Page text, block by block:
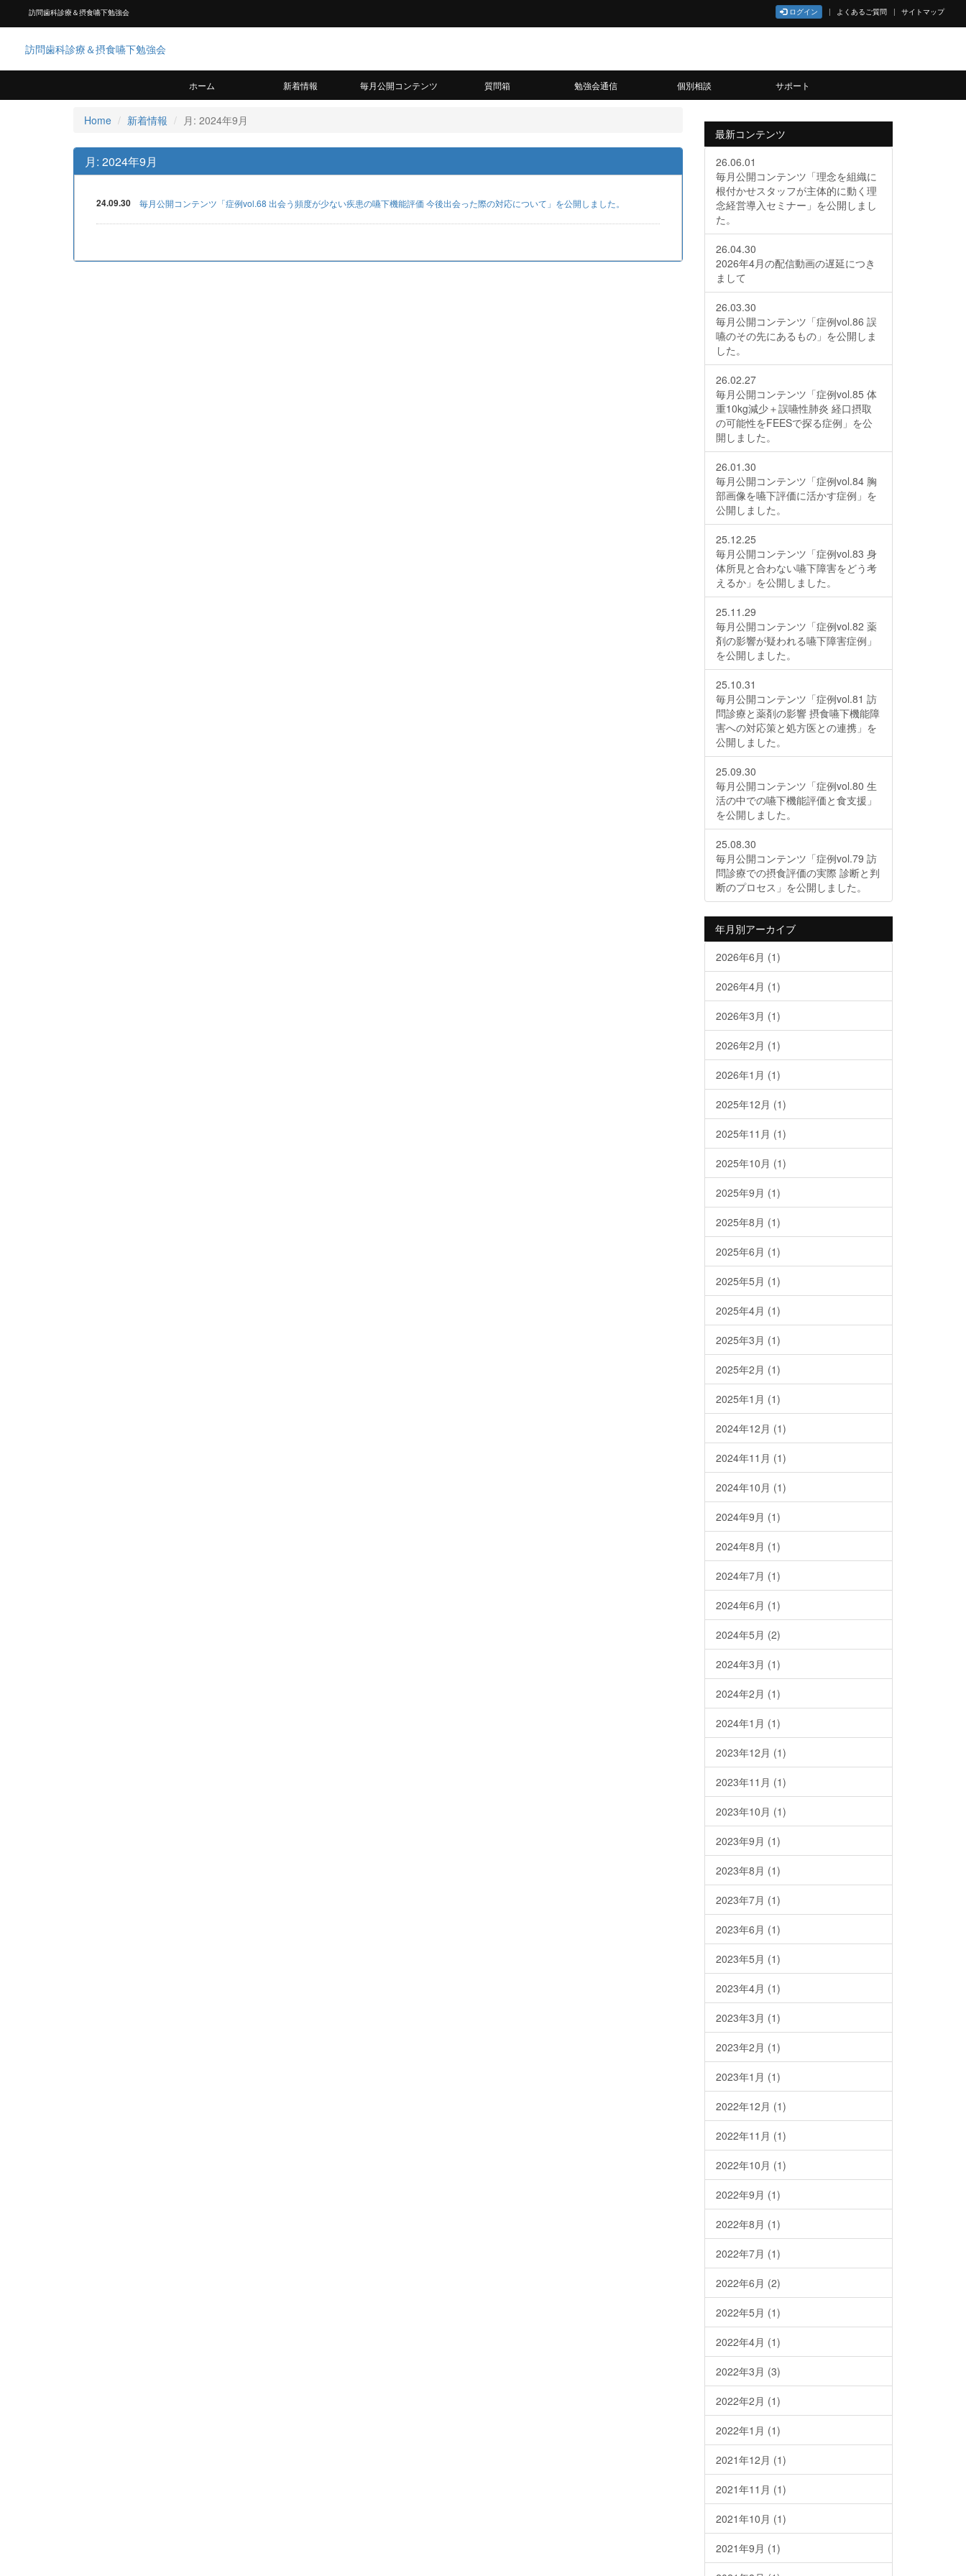
訪問歯科診療＆摂食嚥下勉強会 ログイン よくあるご質問 サイトマップ
訪問歯科診療＆摂食嚥下勉強会
ホーム 新着情報 毎月公開コンテンツ 質問箱 勉強会通信 個別相談 サポート
Home 新着情報 月: 2024年9月
月: 2024年9月
24.09.30 毎月公開コンテンツ「症例vol.68 出会う頻度が少ない疾患の嚥下機能評価 今後出会った際の対応について」を公開しました。
最新コンテンツ
26.06.01
毎月公開コンテンツ「理念を組織に
根付かせスタッフが主体的に動く理
念経営導入セミナー」を公開しまし
た。
26.04.30
2026年4月の配信動画の遅延につき
まして
26.03.30
毎月公開コンテンツ「症例vol.86 誤
嚥のその先にあるもの」を公開しま
した。
26.02.27
毎月公開コンテンツ「症例vol.85 体
重10kg減少＋誤嚥性肺炎 経口摂取
の可能性をFEESで探る症例」を公
開しました。
26.01.30
毎月公開コンテンツ「症例vol.84 胸
部画像を嚥下評価に活かす症例」を
公開しました。
25.12.25
毎月公開コンテンツ「症例vol.83 身
体所見と合わない嚥下障害をどう考
えるか」を公開しました。
25.11.29
毎月公開コンテンツ「症例vol.82 薬
剤の影響が疑われる嚥下障害症例」
を公開しました。
25.10.31
毎月公開コンテンツ「症例vol.81 訪
問診療と薬剤の影響 摂食嚥下機能障
害への対応策と処方医との連携」を
公開しました。
25.09.30
毎月公開コンテンツ「症例vol.80 生
活の中での嚥下機能評価と食支援」
を公開しました。
25.08.30
毎月公開コンテンツ「症例vol.79 訪
問診療での摂食評価の実際 診断と判
断のプロセス」を公開しました。
年月別アーカイブ
2026年6月 (1)
2026年4月 (1)
2026年3月 (1)
2026年2月 (1)
2026年1月 (1)
2025年12月 (1)
2025年11月 (1)
2025年10月 (1)
2025年9月 (1)
2025年8月 (1)
2025年6月 (1)
2025年5月 (1)
2025年4月 (1)
2025年3月 (1)
2025年2月 (1)
2025年1月 (1)
2024年12月 (1)
2024年11月 (1)
2024年10月 (1)
2024年9月 (1)
2024年8月 (1)
2024年7月 (1)
2024年6月 (1)
2024年5月 (2)
2024年3月 (1)
2024年2月 (1)
2024年1月 (1)
2023年12月 (1)
2023年11月 (1)
2023年10月 (1)
2023年9月 (1)
2023年8月 (1)
2023年7月 (1)
2023年6月 (1)
2023年5月 (1)
2023年4月 (1)
2023年3月 (1)
2023年2月 (1)
2023年1月 (1)
2022年12月 (1)
2022年11月 (1)
2022年10月 (1)
2022年9月 (1)
2022年8月 (1)
2022年7月 (1)
2022年6月 (2)
2022年5月 (1)
2022年4月 (1)
2022年3月 (3)
2022年2月 (1)
2022年1月 (1)
2021年12月 (1)
2021年11月 (1)
2021年10月 (1)
2021年9月 (1)